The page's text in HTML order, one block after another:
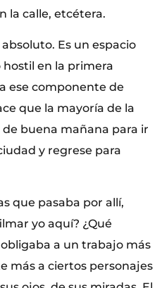
la calle, etcétera.
Es un espacio
en la primera
ese componente de
que la mayoría de la
buena mañana para ir
y regrese para
que pasaba por allí,
yo aquí? ¿Qué
a un trabajo más
más a ciertos personajes